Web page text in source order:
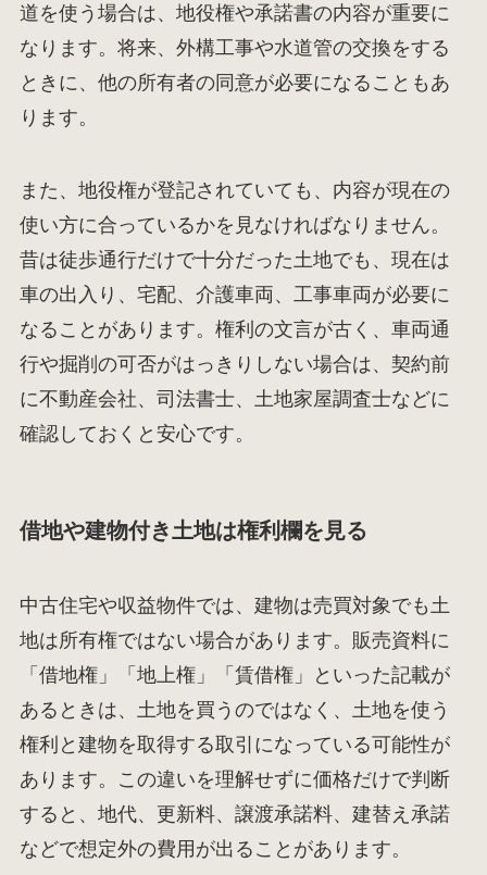
道を使う場合は、地役権や承諾書の内容が重要に
なります。将来、外構工事や水道管の交換をする
ときに、他の所有者の同意が必要になることもあ
ります。
また、地役権が登記されていても、内容が現在の
使い方に合っているかを見なければなりません。
昔は徒歩通行だけで十分だった土地でも、現在は
車の出入り、宅配、介護車両、工事車両が必要に
なることがあります。権利の文言が古く、車両通
行や掘削の可否がはっきりしない場合は、契約前
に不動産会社、司法書士、土地家屋調査士などに
確認しておくと安心です。
借地や建物付き土地は権利欄を見る
中古住宅や収益物件では、建物は売買対象でも土
地は所有権ではない場合があります。販売資料に
「借地権」「地上権」「賃借権」といった記載が
あるときは、土地を買うのではなく、土地を使う
権利と建物を取得する取引になっている可能性が
あります。この違いを理解せずに価格だけで判断
すると、地代、更新料、譲渡承諾料、建替え承諾
などで想定外の費用が出ることがあります。